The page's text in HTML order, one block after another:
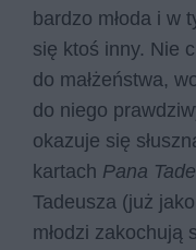
bardzo młoda i w
się ktoś inny. Nie
do małżeństwa,
do niego
okazuje się
kartach Pana
Tadeusza (już
młodzi zakochują